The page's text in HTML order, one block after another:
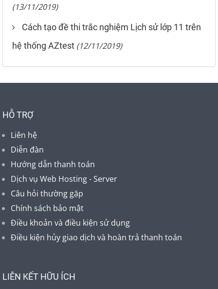
(13/11/2019)
Cách tạo đề thi trắc nghiệm Lịch sử lớp 11 trên
hệ thống AZtest (12/11/2019)
HỖ TRỢ
Liên hệ
Diễn đàn
Hướng dẫn thanh toán
Dịch vụ Web Hosting - Server
Câu hỏi thường gặp
Chính sách bảo mật
Điều khoản và điều kiện sử dụng
Điều kiện hủy giao dịch và hoàn trả thanh toán
LIÊN KẾT HỮU ÍCH